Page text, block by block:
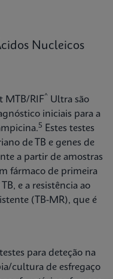
Nucleicos
MTB/RIF^ Ultra são
iniciais para a
5
Estes testes
de TB e genes de
a partir de amostras
fármaco de primeira
e a resistência ao
(TB-MR), que é
para deteção na
cultura de esfregaço